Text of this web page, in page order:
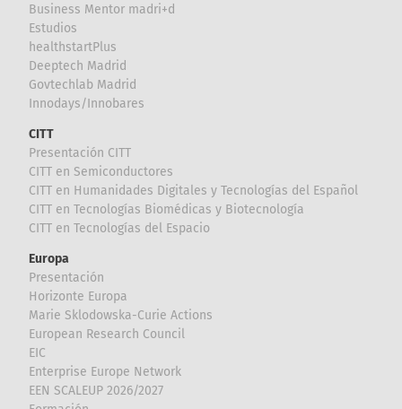
Business Mentor madri+d
Estudios
healthstartPlus
Deeptech Madrid
Govtechlab Madrid
Innodays/Innobares
CITT
Presentación CITT
CITT en Semiconductores
CITT en Humanidades Digitales y Tecnologías del Español
CITT en Tecnologías Biomédicas y Biotecnología
CITT en Tecnologías del Espacio
Europa
Presentación
Horizonte Europa
Marie Sklodowska-Curie Actions
European Research Council
EIC
Enterprise Europe Network
EEN SCALEUP 2026/2027